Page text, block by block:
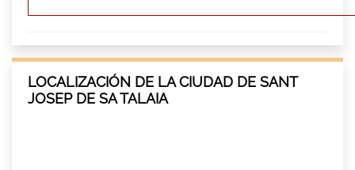
LOCALIZACIÓN DE LA CIUDAD DE SANT
JOSEP DE SA TALAIA